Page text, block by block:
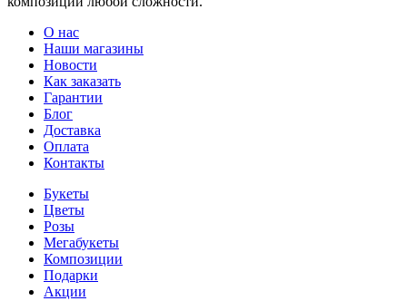
О нас
Наши магазины
Новости
Как заказать
Гарантии
Блог
Доставка
Оплата
Контакты
Букеты
Цветы
Розы
Мегабукеты
Композиции
Подарки
Акции